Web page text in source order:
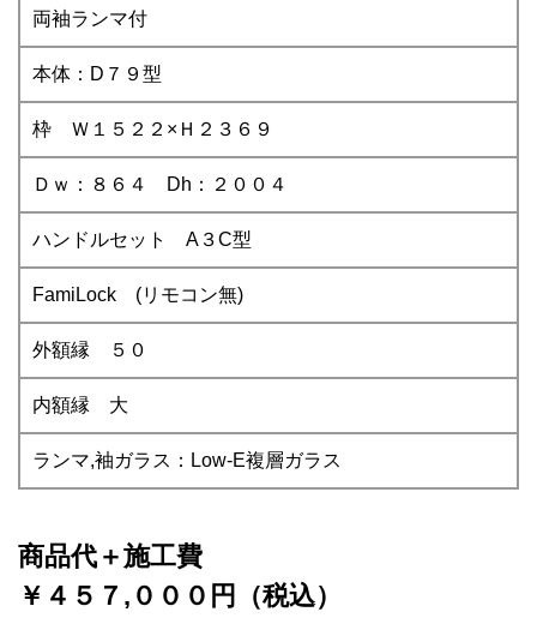
両袖ランマ付
本体：D７９型
枠 Ｗ１５２２×Ｈ２３６９
Ｄｗ：８６４ Dh：２００４
ハンドルセット A３C型
FamiLock (リモコン無)
外額縁 ５０
内額縁 大
ランマ,袖ガラス：Low-E複層ガラス
商品代＋施工費
￥４５７,０００円（税込）